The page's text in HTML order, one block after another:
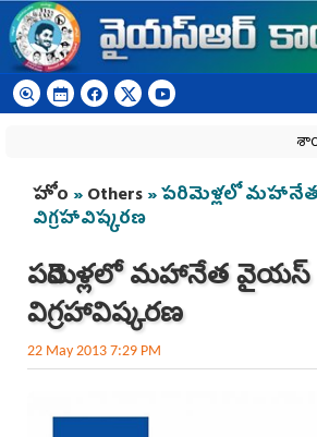
Skip to main content
You are here
హోం »Others» పరిమెళ్లలో
విగ్రహావిష్కరణ
పరిమెళ్లలో మహానేత వైయస్
విగ్రహావిష్కరణ
22 May 2013 7:29 PM